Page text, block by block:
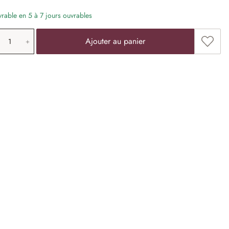
en 5 à 7 jours ouvrables
de produit: saisissez la valeur
Ajouter au panier